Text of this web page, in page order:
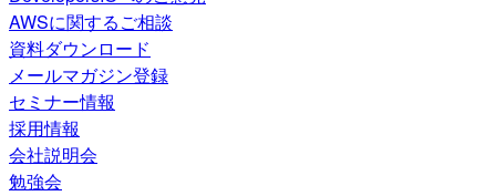
AWSに関するご相談
資料ダウンロード
メールマガジン登録
セミナー情報
採用情報
会社説明会
勉強会